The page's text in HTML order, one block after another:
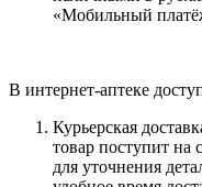
«Мобильный
В интернет-аптеке
Курьерская
товар поступит на
для уточнения